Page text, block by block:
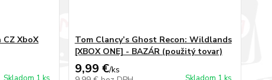
XboX
Tom Clancy’s Ghost Recon: Wildlands
[XBOX ONE] - BAZÁR (použitý tovar)
9,99 €/ks